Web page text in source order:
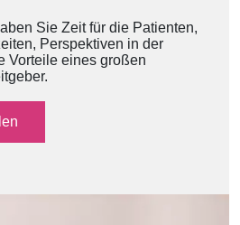
Sie Zeit für die Patienten,
Perspektiven in der
Vorteile eines großen